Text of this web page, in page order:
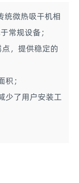
统微热吸干机相
常规设备；
，提供稳定的
；
少了用户安装工